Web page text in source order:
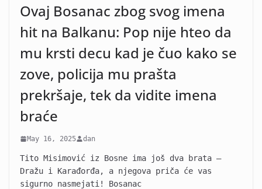
Ovaj Bosanac zbog svog imena
hit na Balkanu: Pop nije hteo da
mu krsti decu kad je čuo kako se
zove, policija mu prašta
prekršaje, tek da vidite imena
braće
May 16, 2025 dan
Tito Misimović iz Bosne ima još dva brata –
Dražu i Karađorđa, a njegova priča će vas
sigurno nasmejati! Bosanac